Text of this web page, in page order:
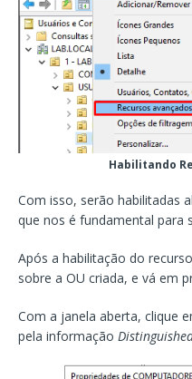
Habilitando
Com isso, serão habilitadas
que nos é fundamental para
Após a habilitação do
sobre a OU criada, e vá em
Com a janela aberta, clique
pela informação